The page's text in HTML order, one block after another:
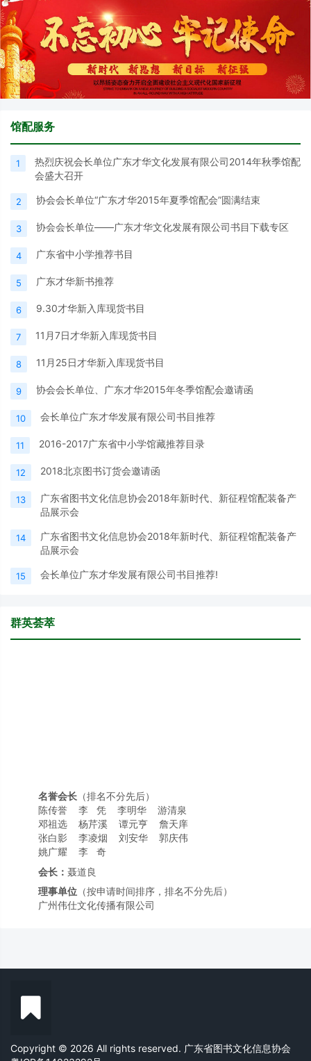
馆配服务
1
热烈庆祝会长单位广东才华文化发展有限公司2014年秋季馆配
会盛大召开
2 协会会长单位“广东才华2015年夏季馆配会”圆满结束
3 协会会长单位——广东才华文化发展有限公司书目下载专区
4 广东省中小学推荐书目
5 广东才华新书推荐
6 9.30才华新入库现货书目
7 11月7日才华新入库现货书目
8 11月25日才华新入库现货书目
9 协会会长单位、广东才华2015年冬季馆配会邀请函
10 会长单位广东才华发展有限公司书目推荐
11 2016-2017广东省中小学馆藏推荐目录
12 2018北京图书订货会邀请函
13
广东省图书文化信息协会2018年新时代、新征程馆配装备产
品展示会
14
广东省图书文化信息协会2018年新时代、新征程馆配装备产
品展示会
15 会长单位广东才华发展有限公司书目推荐!
群英荟萃
张白影 李凌烟 刘安华 郭庆伟
姚广耀 李 奇
会长： 聂道良
理事单位
（按申请时间排序，排名不分先后）
广州伟仕文化传播有限公司
胡一（广州）科技有限公司
广东财贸职业学院
雷拓（广东）科技有限公司
广东森韵科技有限公司
广州元次方传媒有限公司
Copyright © 2026 All rights reserved. 广东省图书文化信息协会